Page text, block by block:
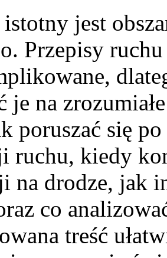
jest
Przepisy
je na
poruszać się
ruchu, kiedy
na drodze, jak
co
treść